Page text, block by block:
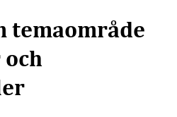
temaområde